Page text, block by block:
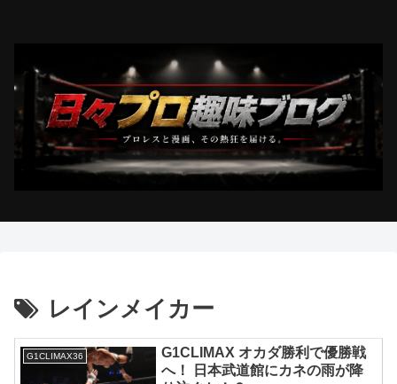
レインメイカー
G1CLIMAX36
G1CLIMAX オカダ勝利で優勝戦
へ！ 日本武道館にカネの雨が降